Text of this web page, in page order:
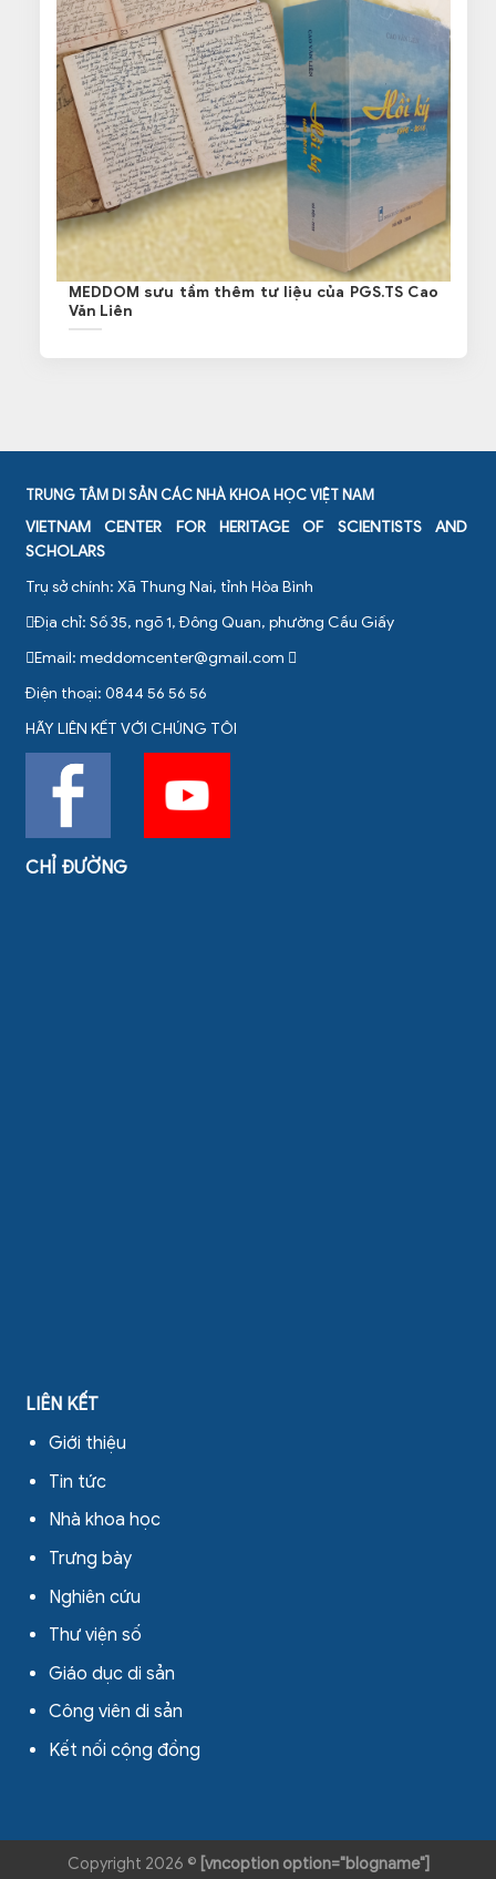
MEDDOM sưu tầm thêm tư liệu của PGS.TS Cao
Văn Liên
TRUNG TÂM DI SẢN CÁC NHÀ KHOA HỌC VIỆT NAM
VIETNAM CENTER FOR HERITAGE OF SCIENTISTS AND
SCHOLARS
Trụ sở chính: Xã Thung Nai, tỉnh Hòa Bình
Địa chỉ: Số 35, ngõ 1, Đông Quan, phường Cầu Giấy
Email: meddomcenter@gmail.com
Điện thoại: 0844 56 56 56
HÃY LIÊN KẾT VỚI CHÚNG TÔI
CHỈ ĐƯỜNG
LIÊN KẾT
Giới thiệu
Tin tức
Nhà khoa học
Trưng bày
Nghiên cứu
Thư viện số
Giáo dục di sản
Công viên di sản
Kết nối cộng đồng
Copyright 2026 © [vncoption option="blogname"]